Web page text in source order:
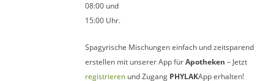
08:00 und
15:00 Uhr.
Spagyrische Mischungen einfach und zeitsparend
erstellen mit unserer App fürApotheken – Jetzt
registrieren und Zugang PHYLAKApp erhalten!